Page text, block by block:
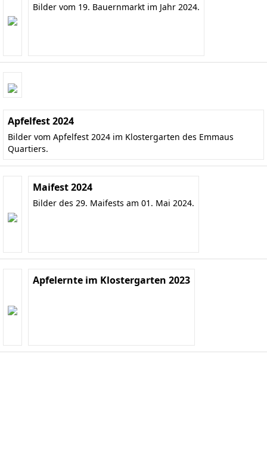
Bilder vom 19. Bauernmarkt im Jahr 2024.
Apfelfest 2024
Bilder vom Apfelfest 2024 im Klostergarten des Emmaus
Quartiers.
Maifest 2024
Bilder des 29. Maifests am 01. Mai 2024.
Apfelernte im Klostergarten 2023